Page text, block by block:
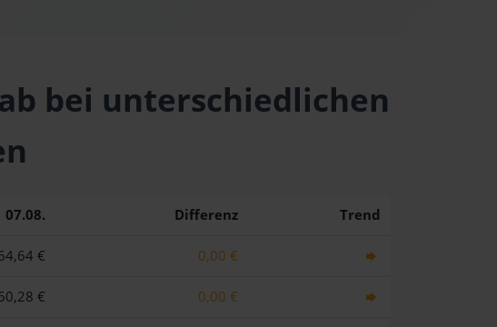
bei unterschiedlichen
07.08. Differenz Trend
€ 0,00 €
€ 0,00 €